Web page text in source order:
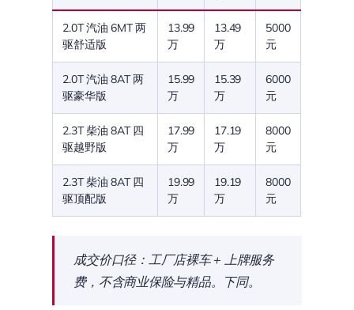
2.0T 汽油 6MT 两
驱舒适版
13.99
万
13.49
万
5000
元
2.0T 汽油 8AT 两
驱豪华版
15.99
万
15.39
万
6000
元
2.3T 柴油 8AT 四
驱越野版
17.99
万
17.19
万
8000
元
2.3T 柴油 8AT 四
驱顶配版
19.99
万
19.19
万
8000
元
成交价口径：工厂店裸车 + 上牌服务
费，不含商业保险与精品。下同。